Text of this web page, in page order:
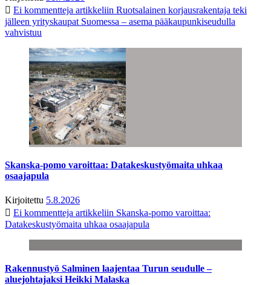
Ei kommentteja artikkeliin Ruotsalainen korjausrakentaja teki
jälleen yrityskaupat Suomessa – asema pääkaupunkiseudulla
vahvistuu
Skanska-pomo varoittaa: Datakeskustyömaita uhkaa
osaajapula
Kirjoitettu 5.8.2026
Ei kommentteja artikkeliin Skanska-pomo varoittaa:
Datakeskustyömaita uhkaa osaajapula
Rakennustyö Salminen laajentaa Turun seudulle –
aluejohtajaksi Heikki Malaska